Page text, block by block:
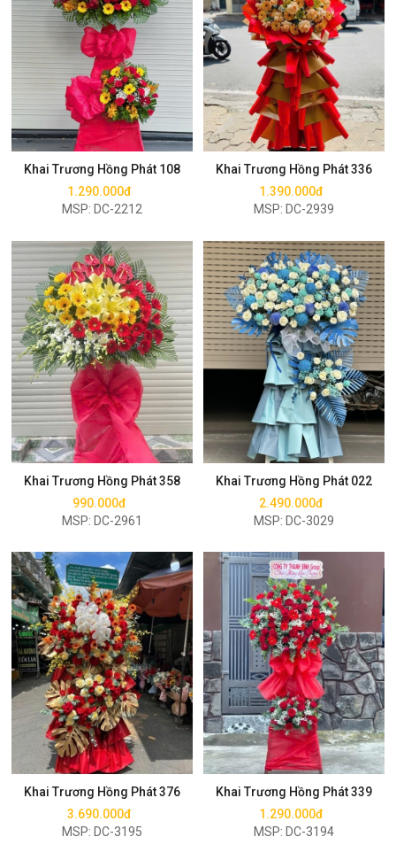
Khai Trương Hồng Phát 108
1.290.000đ
MSP: DC-2212
Mua ngay
Khai Trương Hồng Phát 336
1.390.000đ
MSP: DC-2939
Mua ngay
Khai Trương Hồng Phát 358
990.000đ
MSP: DC-2961
Mua ngay
Khai Trương Hồng Phát 022
2.490.000đ
MSP: DC-3029
Mua ngay
Khai Trương Hồng Phát 376
3.690.000đ
MSP: DC-3195
Mua ngay
Khai Trương Hồng Phát 339
1.290.000đ
MSP: DC-3194
Mua ngay